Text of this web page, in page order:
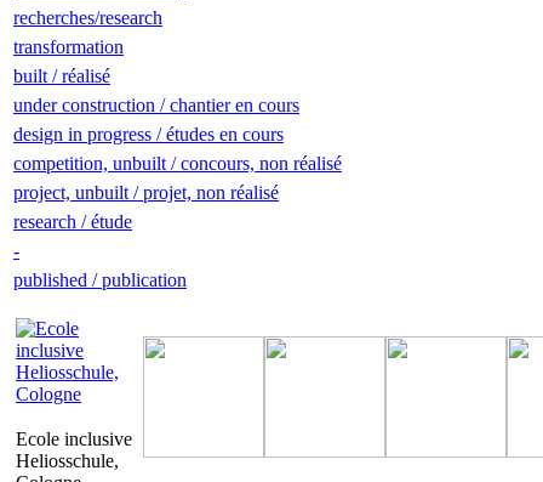
recherches/research
transformation
built / réalisé
under construction / chantier en cours
design in progress / études en cours
competition, unbuilt / concours, non réalisé
project, unbuilt / projet, non réalisé
research / étude
-
published / publication
Ecole inclusive
Heliosschule,